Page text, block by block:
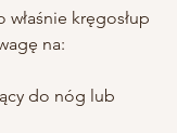
kręgosłup
na:
do nóg lub